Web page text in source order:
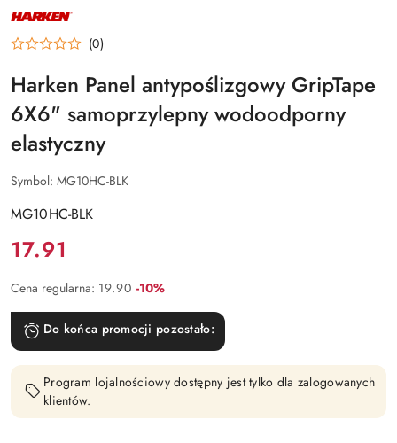
NAZWA
PRODUCENTA:
HARKEN (0)
Harken Panel antypoślizgowy GripTape
6X6" samoprzylepny wodoodporny
elastyczny
Symbol: MG10HC-BLK
MG10HC-BLK
Cena:
17.91
Cena regularna: 19.90 Rabat:
-10%
Do końca promocji pozostało:
Program lojalnościowy dostępny jest tylko dla zalogowanych
klientów.